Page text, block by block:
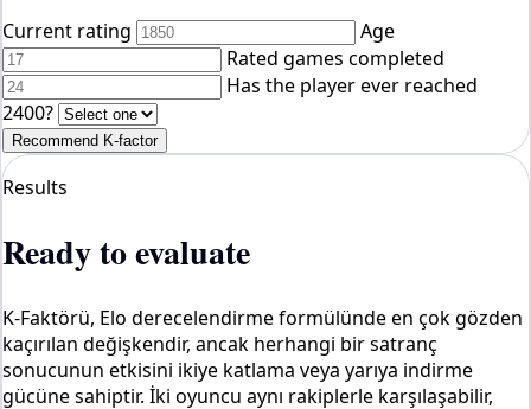
Current rating
Age
Rated games completed
Has the player ever reached
2400?
Recommend K-factor
Results
Ready to evaluate
K-Faktörü, Elo derecelendirme formülünde en çok gözden
kaçırılan değişkendir, ancak herhangi bir satranç
sonucunun etkisini ikiye katlama veya yarıya indirme
gücüne sahiptir. İki oyuncu aynı rakiplerle karşılaşabilir,